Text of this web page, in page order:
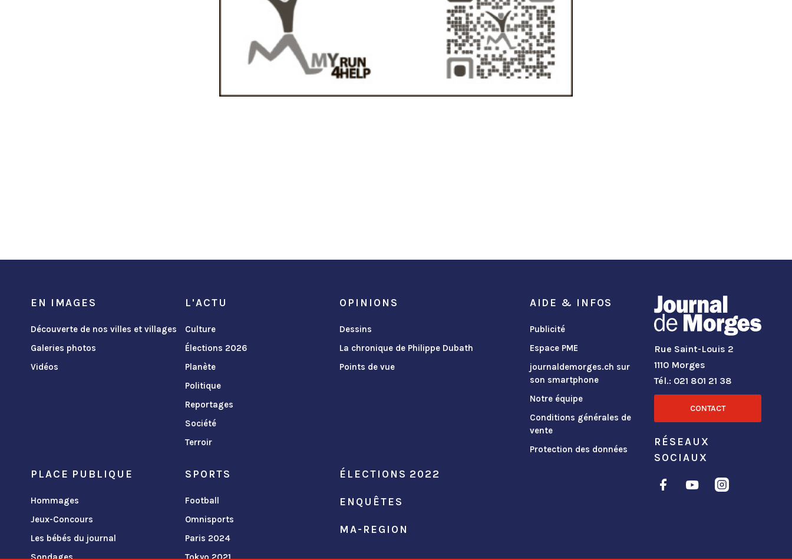
EN IMAGES
Découverte de nos villes et villages
Galeries photos
Vidéos
L'ACTU
Culture
Élections 2026
Planète
Politique
Reportages
Société
Terroir
OPINIONS
Dessins
La chronique de Philippe Dubath
Points de vue
PLACE PUBLIQUE
Hommages
Jeux-Concours
Les bébés du journal
Sondages
SPORTS
Football
Omnisports
Paris 2024
Tokyo 2021
ÉLECTIONS 2022
ENQUÊTES
MA-REGION
AIDE & INFOS
Publicité
Espace PME
journaldemorges.ch sur
son smartphone
Notre équipe
Conditions générales de
vente
Protection des données
Rue Saint-Louis 2
1110 Morges
Tél.: 021 801 21 38
CONTACT
RÉSEAUX
SOCIAUX